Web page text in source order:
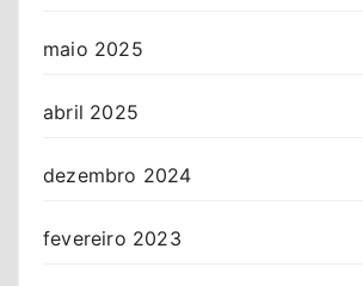
maio 2025
abril 2025
dezembro 2024
fevereiro 2023